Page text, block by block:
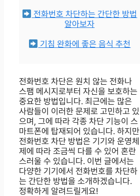
전화번호 차단하는 간단한 방법
알아보자
기침 완화에 좋은 음식 추천
전화번호 차단은 원치 않는 전화나
스팸 메시지로부터 자신을 보호하는
중요한 방법입니다. 최근에는 많은
사람들이 이러한 문제로 고민하고 있
으며, 그에 따라 각종 차단 기능이 스
마트폰에 탑재되어 있습니다. 하지만
전화번호 차단 방법은 기기와 운영체
제에 따라 조금씩 다를 수 있어 혼란
스러울 수 있습니다. 이번 글에서는
다양한 기기에서 전화번호를 차단하
는 간단한 방법을 소개하겠습니다.
정확하게 알려드릴게요!